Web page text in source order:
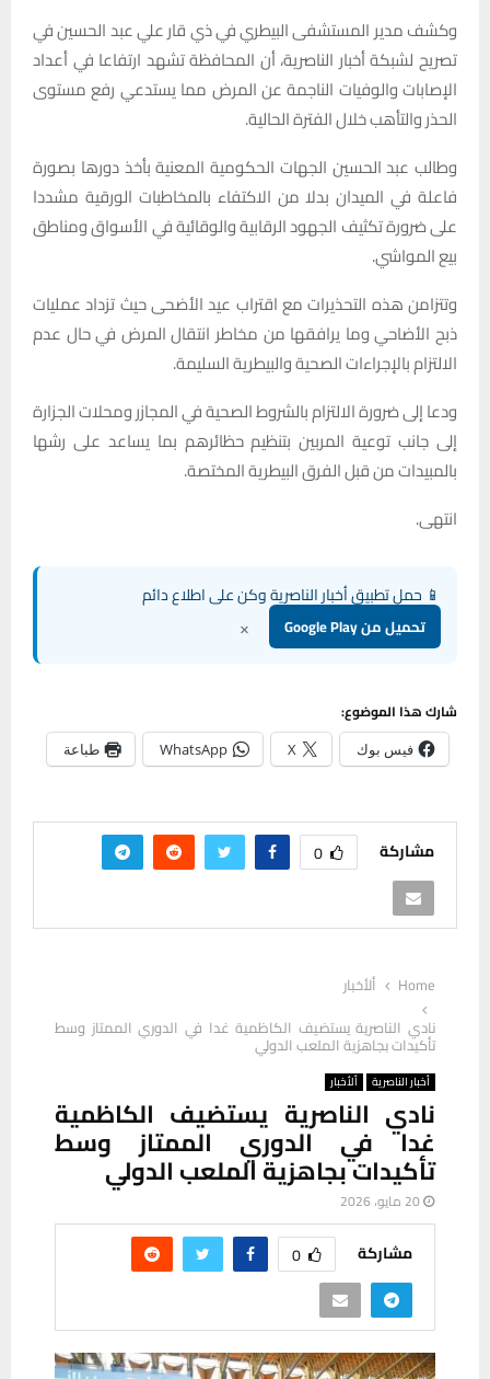
وكشف مدير المستشفى البيطري في ذي قار علي عبد الحسين في
تصريح لشبكة أخبار الناصرية، أن المحافظة تشهد ارتفاعا في أعداد
الإصابات والوفيات الناجمة عن المرض مما يستدعي رفع مستوى
الحذر والتأهب خلال الفترة الحالية.
وطالب عبد الحسين الجهات الحكومية المعنية بأخذ دورها بصورة
فاعلة في الميدان بدلا من الاكتفاء بالمخاطبات الورقية مشددا
على ضرورة تكثيف الجهود الرقابية والوقائية في الأسواق ومناطق
بيع المواشي.
وتتزامن هذه التحذيرات مع اقتراب عيد الأضحى حيث تزداد عمليات
ذبح الأضاحي وما يرافقها من مخاطر انتقال المرض في حال عدم
الالتزام بالإجراءات الصحية والبيطرية السليمة.
ودعا إلى ضرورة الالتزام بالشروط الصحية في المجازر ومحلات الجزارة
إلى جانب توعية المربين بتنظيم حظائرهم بما يساعد على رشها
بالمبيدات من قبل الفرق البيطرية المختصة.
انتهى.
📱 حمل تطبيق أخبار الناصرية وكن على اطلاع دائم
تحميل من Google Play ×
شارك هذا الموضوع:
فيس بوك X
WhatsApp طباعة
مشاركة 0
Home
ألأخبار
نادي الناصرية يستضيف الكاظمية غدا في الدوري الممتاز وسط
تأكيدات بجاهزية الملعب الدولي
أخبار الناصرية ألأخبار
نادي الناصرية يستضيف الكاظمية
غدا في الدوري الممتاز وسط
تأكيدات بجاهزية الملعب الدولي
20 مايو، 2026
مشاركة 0